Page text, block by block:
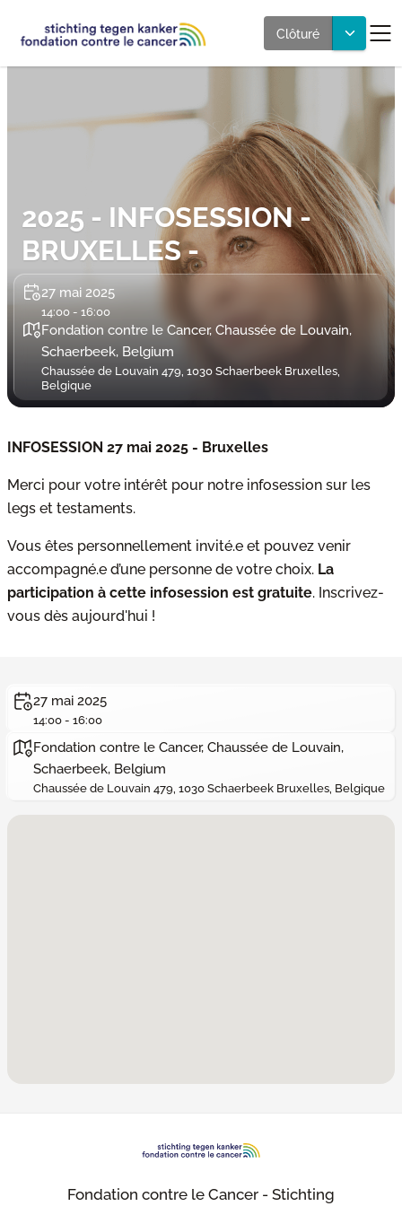
Clôturé
2025 - INFOSESSION -
BRUXELLES -
27 mai 2025
14:00 - 16:00
Fondation contre le Cancer, Chaussée de Louvain,
Schaerbeek, Belgium
Chaussée de Louvain 479, 1030 Schaerbeek Bruxelles,
Belgique
INFOSESSION 27 mai 2025 - Bruxelles
Merci pour votre intérêt pour notre infosession sur les
legs et testaments.
Vous êtes personnellement invité.e et pouvez venir
accompagné.e d’une personne de votre choix. La
participation à cette infosession est gratuite. Inscrivez-
vous dès aujourd'hui !
27 mai 2025
14:00 - 16:00
Fondation contre le Cancer, Chaussée de Louvain,
Schaerbeek, Belgium
Chaussée de Louvain 479, 1030 Schaerbeek Bruxelles, Belgique
Fondation contre le Cancer - Stichting